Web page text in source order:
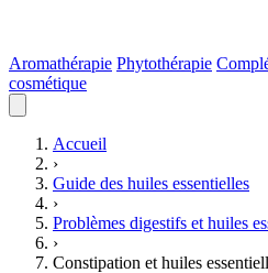
Aromathérapie Phytothérapie
cosmétique
Accueil
›
Guide des huiles essentielles
›
Problèmes digestifs et huiles
›
Constipation et huiles